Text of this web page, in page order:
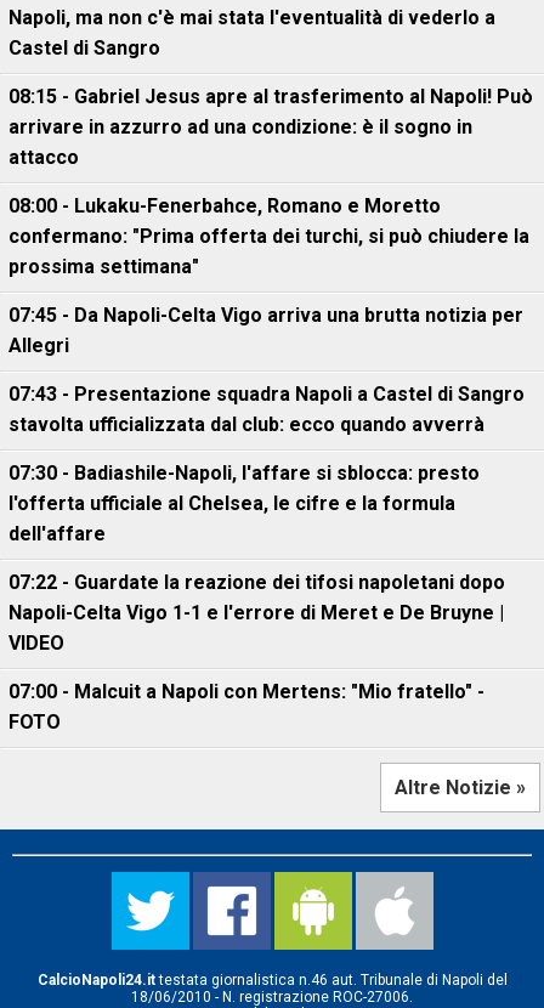
Napoli, ma non c'è mai stata l'eventualità di vederlo a
Castel di Sangro
08:15 - Gabriel Jesus apre al trasferimento al Napoli! Può
arrivare in azzurro ad una condizione: è il sogno in
attacco
08:00 - Lukaku-Fenerbahce, Romano e Moretto
confermano: "Prima offerta dei turchi, si può chiudere la
prossima settimana"
07:45 - Da Napoli-Celta Vigo arriva una brutta notizia per
Allegri
07:43 - Presentazione squadra Napoli a Castel di Sangro
stavolta ufficializzata dal club: ecco quando avverrà
07:30 - Badiashile-Napoli, l'affare si sblocca: presto
l'offerta ufficiale al Chelsea, le cifre e la formula
dell'affare
07:22 - Guardate la reazione dei tifosi napoletani dopo
Napoli-Celta Vigo 1-1 e l'errore di Meret e De Bruyne |
VIDEO
07:00 - Malcuit a Napoli con Mertens: "Mio fratello" -
FOTO
Altre Notizie »
CalcioNapoli24.ittestata giornalistica n.46 aut. Tribunale di Napoli del
18/06/2010 - N. registrazione ROC-27006.